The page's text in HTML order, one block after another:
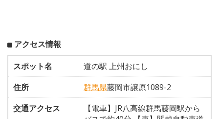
アクセス情報
スポット名
道の駅 上州おにし
住所
群馬県藤岡市譲原1089-2
交通アクセス
【電車】JR八高線群馬藤岡駅から